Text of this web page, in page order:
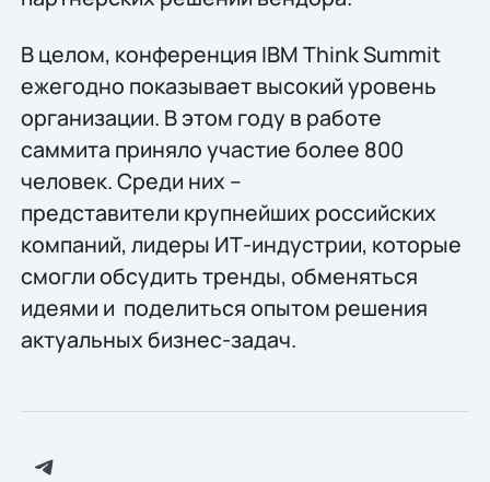
В целом, конференция IBM Think Summit
ежегодно показывает высокий уровень
организации. В этом году в работе
саммита приняло участие более 800
человек. Среди них –
представители крупнейших российских
компаний, лидеры ИТ-индустрии, которые
смогли обсудить тренды, обменяться
идеями и поделиться опытом решения
актуальных бизнес-задач.